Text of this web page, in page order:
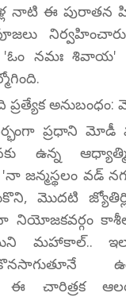
నాటి ఈ
'ఓం నమః శివాయ'
ప్రధాని మోడీ
ఉన్న
'నా జన్మస్థలం
మొదటి
మహాకాల్..
చారిత్రక ఆలయ